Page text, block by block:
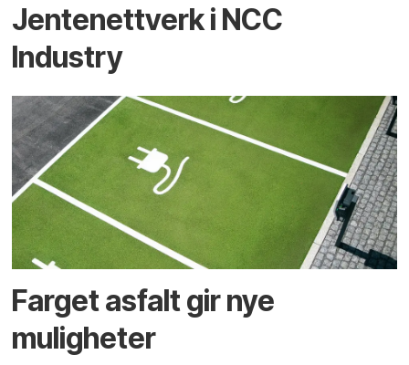
Jentenettverk i NCC
Industry
Farget asfalt gir nye
muligheter